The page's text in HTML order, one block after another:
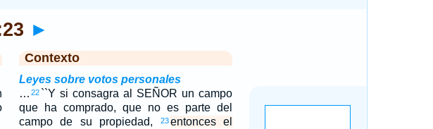
►
Contexto
Leyes sobre votos personales
… 22 ``Y si consagra al SEÑOR un campo
que ha comprado, que no es parte del
campo de su propiedad,
23entonces el